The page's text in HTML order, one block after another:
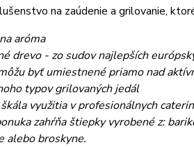
na zaúdenie a grilovanie,
aróma
drevo - zo sudov najlepších
byť umiestnené priamo nad
typov grilovaných jedál
využitia v profesionálnych
zahŕňa štiepky vyrobené z:
alebo broskyne.